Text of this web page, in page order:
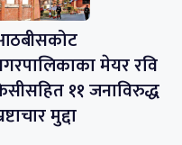
मेयर रवि
११ जनाविरुद्ध
मुद्दा